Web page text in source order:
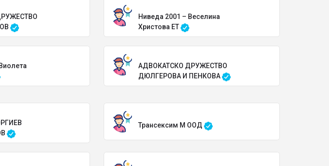
Ниведа 2001 – Веселина
Христова ЕТ
АДВОКАТСКО ДРУЖЕСТВО
ДЮЛГЕРОВА И ПЕНКОВА
Трансексим М ООД